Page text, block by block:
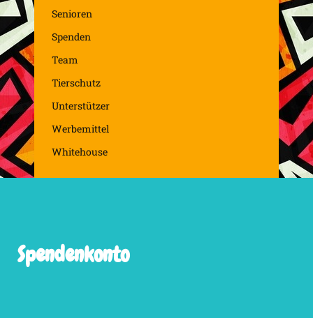
Senioren
Spenden
Team
Tierschutz
Unterstützer
Werbemittel
Whitehouse
Spendenkonto